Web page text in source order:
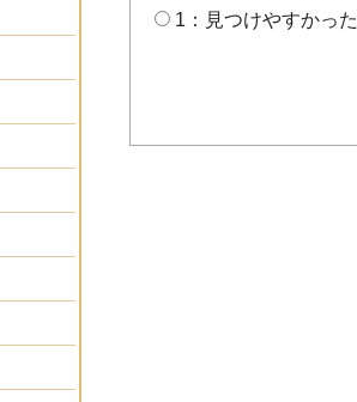
1：見つけやすかった